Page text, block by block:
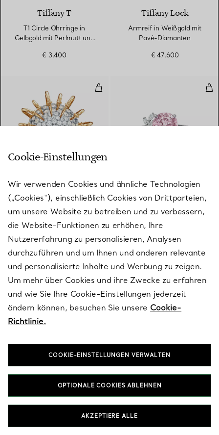
Tiffany T
T1 Circle Ohrringe in
Gelbgold mit Perlmutt und
€ 3.400
Tiffany Lock
Armreif in Weißgold mit
Pavé-Diamanten
€ 47.600
Apollo Brosche in Gelbgold und
Schlumberger by
Tiffany & Co.™
Apollo Brosche in Gelbgold
und Platin mit Diamanten
€ 73.000
Tiffany Victoria®
Vine Ring in Platin mit
einem Morganit und
€ 18.100
Wird angezeigt 1 - 60 von 62
Cookie-Einstellungen
Wir verwenden Cookies und ähnliche Technologien
(„Cookies“), einschließlich Cookies von Drittparteien,
um unsere Website zu betreiben und zu verbessern,
die Website-Funktionen zu erhöhen, Ihre
Nutzererfahrung zu personalisieren, Analysen
durchzuführen und um Ihnen und anderen relevante
und personalisierte Inhalte und Werbung zu zeigen.
Um mehr über Cookies und ihre Zwecke zu erfahren
und wie Sie Ihre Cookie-Einstellungen jederzeit
ändern können, besuchen Sie unsere Cookie-
Richtlinie.
COOKIE-EINSTELLUNGEN VERWALTEN
OPTIONALE COOKIES ABLEHNEN
AKZEPTIERE ALLE